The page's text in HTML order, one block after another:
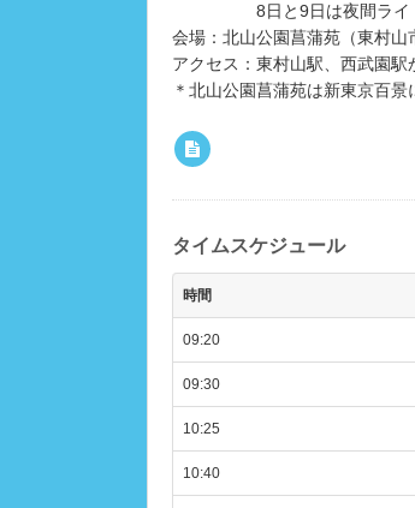
8日と9日は夜間ライト
会場：北山公園菖蒲苑（東村山
アクセス：東村山駅、西武園
＊北山公園菖蒲苑は新東京百
タイムスケジュール
時間
09:20
09:30
10:25
10:40